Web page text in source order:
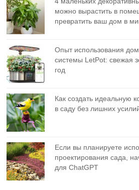
можно вырастить в
превратить ваш дом в
Опыт использования
системы LetPot: свежая
год
Как создать идеальную
в саду без лишних
Если вы планируете
проектирования сада,
для ChatGPT